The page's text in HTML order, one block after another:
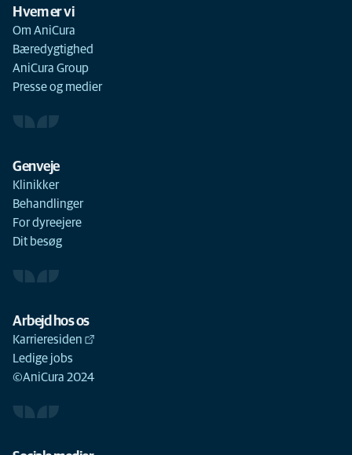
Hvem er vi
Om AniCura
Bæredygtighed
AniCura Group
Presse og medier
Genveje
Klinikker
Behandlinger
For dyreejere
Dit besøg
Arbejd hos os
Karrieresiden
Ledige jobs
©AniCura 2024